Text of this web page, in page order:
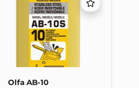
Olfa AB-10